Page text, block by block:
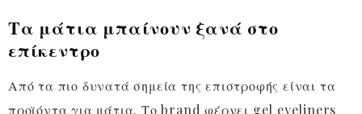
Τα μάτια μπαίνουν ξανά στο
επίκεντρο
Από τα πιο δυνατά σημεία της επιστροφής είναι τα
προϊόντα για μάτια. Το brand φέρνει gel eyeliners